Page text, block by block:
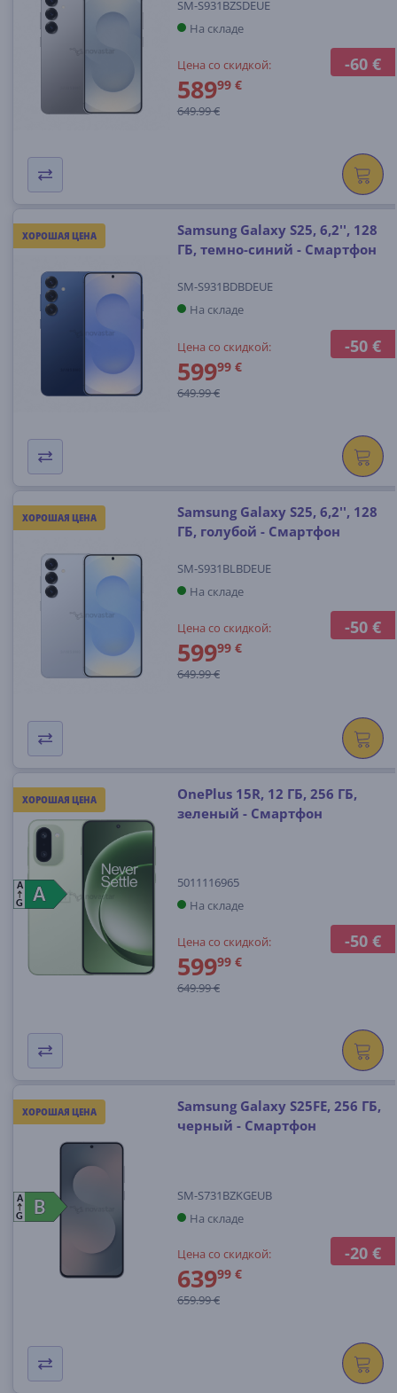
-60 €
SM-S931BZSDEUE
На складе
Цена со скидкой:
58999 €
649.99 €
ХОРОШАЯ ЦЕНА
-50 €
Samsung Galaxy S25, 6,2'', 128
ГБ, темно-синий - Смартфон
SM-S931BDBDEUE
На складе
Цена со скидкой:
59999 €
649.99 €
ХОРОШАЯ ЦЕНА
-50 €
Samsung Galaxy S25, 6,2'', 128
ГБ, голубой - Смартфон
SM-S931BLBDEUE
На складе
Цена со скидкой:
59999 €
649.99 €
ХОРОШАЯ ЦЕНА
-50 €
A
A
A
G
OnePlus 15R, 12 ГБ, 256 ГБ,
зеленый - Смартфон
5011116965
На складе
Цена со скидкой:
59999 €
649.99 €
ХОРОШАЯ ЦЕНА
-20 €
B
B
A
G
Samsung Galaxy S25FE, 256 ГБ,
черный - Смартфон
SM-S731BZKGEUB
На складе
Цена со скидкой:
63999 €
659.99 €